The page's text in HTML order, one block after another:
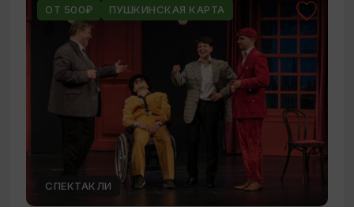
ОТ 500₽ ПУШКИНСКАЯ КАРТА
СПЕКТАКЛИ